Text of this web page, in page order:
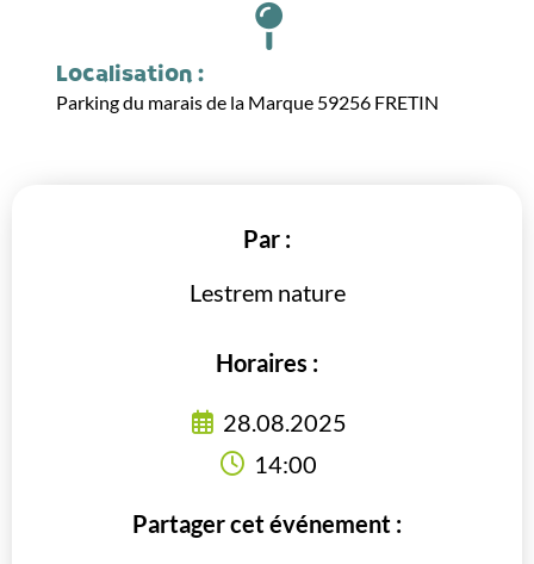
Localisation :
Parking du marais de la Marque 59256 FRETIN
Par :
Lestrem nature
Horaires :
28.08.2025
14:00
Partager cet événement :